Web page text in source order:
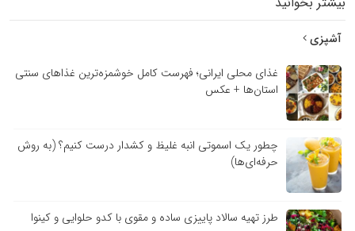
آشپزی
غذای محلی ایرانی؛ فهرست کامل خوشمزه‌ترین غذاهای سنتی
استان‌ها + عکس
چطور یک اسموتی انبه غلیظ و کشدار درست کنیم؟ (به روش
حرفه‌ای‌ها)
طرز تهیه سالاد پاییزی ساده و مقوی با کدو حلوایی و کینوا